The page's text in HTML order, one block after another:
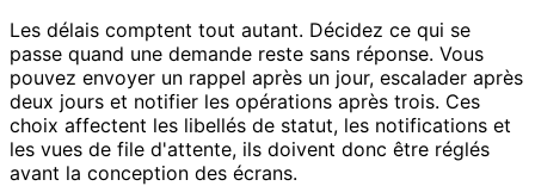
Les délais comptent tout autant. Décidez ce qui se
passe quand une demande reste sans réponse. Vous
pouvez envoyer un rappel après un jour, escalader après
deux jours et notifier les opérations après trois. Ces
choix affectent les libellés de statut, les notifications et
les vues de file d'attente, ils doivent donc être réglés
avant la conception des écrans.